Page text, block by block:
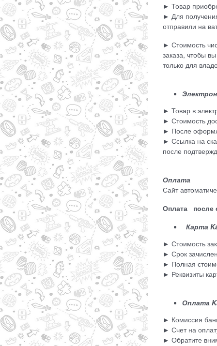
► Товар
► Для
отправили на
► Стоимость
заказа, чтобы
только для
► Товар в
► Стоимость
► После
► Ссылка на
после
Оплата
Сайт
Оплата после
Карта
► Стоимость
► Срок
► Полная
► Реквизиты
Оплата
► Комиссия
► Счет на
► Обратите